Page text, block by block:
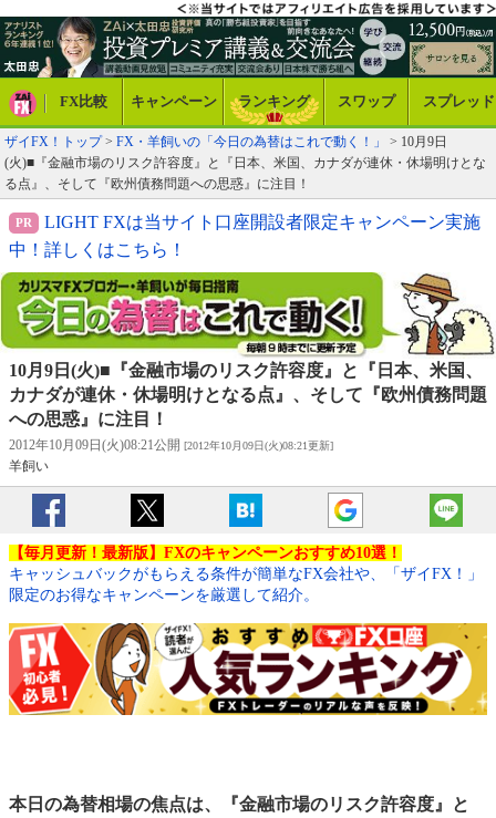
FX比較 キャンペーン ランキング スワップ スプレッド
ザイFX！トップ> FX・羊飼いの「今日の為替はこれで動く！」
> 10月9日
(火)■『金融市場のリスク許容度』と『日本、米国、カナダが連休・休場明けとな
る点』、そして『欧州債務問題への思惑』に注目！
LIGHT FXは当サイト口座開設者限定キャンペーン実施
中！詳しくはこちら！
10月9日(火)■『金融市場のリスク許容度』と『日本、米国、
カナダが連休・休場明けとなる点』、そして『欧州債務問題
への思惑』に注目！
2012年10月09日(火)08:21公開 [2012年10月09日(火)08:21更新]
羊飼い
【毎月更新！最新版】FXのキャンペーンおすすめ10選！
キャッシュバックがもらえる条件が簡単なFX会社や、「ザイFX！」
限定のお得なキャンペーンを厳選して紹介。
本日の為替相場の焦点は、『金融市場のリスク許容度』と